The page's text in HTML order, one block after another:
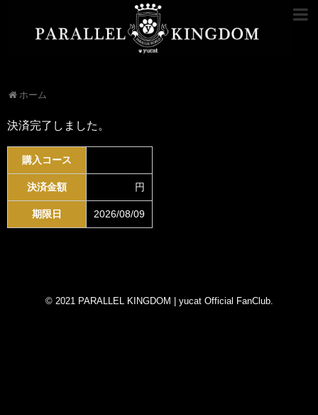
ホーム
決済完了しました。
購入コース
決済金額 円
期限日 2026/08/09
© 2021 PARALLEL KINGDOM | yucat Official FanClub.